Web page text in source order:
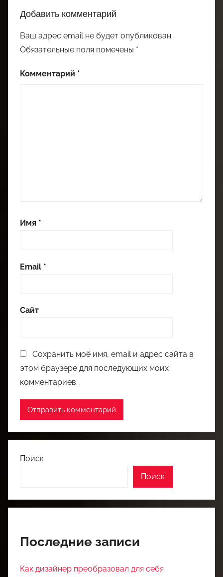
Добавить комментарий
Ваш адрес email не будет опубликован.
Обязательные поля помечены *
Комментарий *
Имя *
Email *
Сайт
Сохранить моё имя, email и адрес сайта в
этом браузере для последующих моих
комментариев.
Поиск
Поиск
Последние записи
Как дизайнер преобразовал для себя